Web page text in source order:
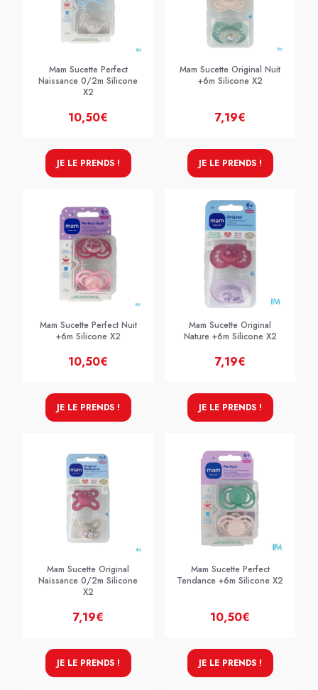
Mam Sucette Perfect
Naissance 0/2m Silicone
X2
10,50€
JE LE PRENDS !
Mam Sucette Original Nuit
+6m Silicone X2
7,19€
JE LE PRENDS !
Mam Sucette Perfect Nuit
+6m Silicone X2
10,50€
JE LE PRENDS !
Mam Sucette Original
Nature +6m Silicone X2
7,19€
JE LE PRENDS !
Mam Sucette Original
Naissance 0/2m Silicone
X2
7,19€
JE LE PRENDS !
Mam Sucette Perfect
Tendance +6m Silicone X2
10,50€
JE LE PRENDS !